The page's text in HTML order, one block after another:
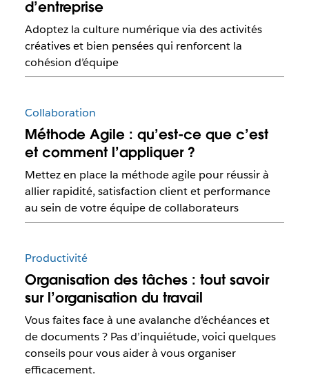
d’entreprise
Adoptez la culture numérique via des activités
créatives et bien pensées qui renforcent la
cohésion d’équipe
Collaboration
Méthode Agile : qu’est-ce que c’est
et comment l’appliquer ?
Mettez en place la méthode agile pour réussir à
allier rapidité, satisfaction client et performance
au sein de votre équipe de collaborateurs
Productivité
Organisation des tâches : tout savoir
sur l’organisation du travail
Vous faites face à une avalanche d’échéances et
de documents ? Pas d’inquiétude, voici quelques
conseils pour vous aider à vous organiser
efficacement.